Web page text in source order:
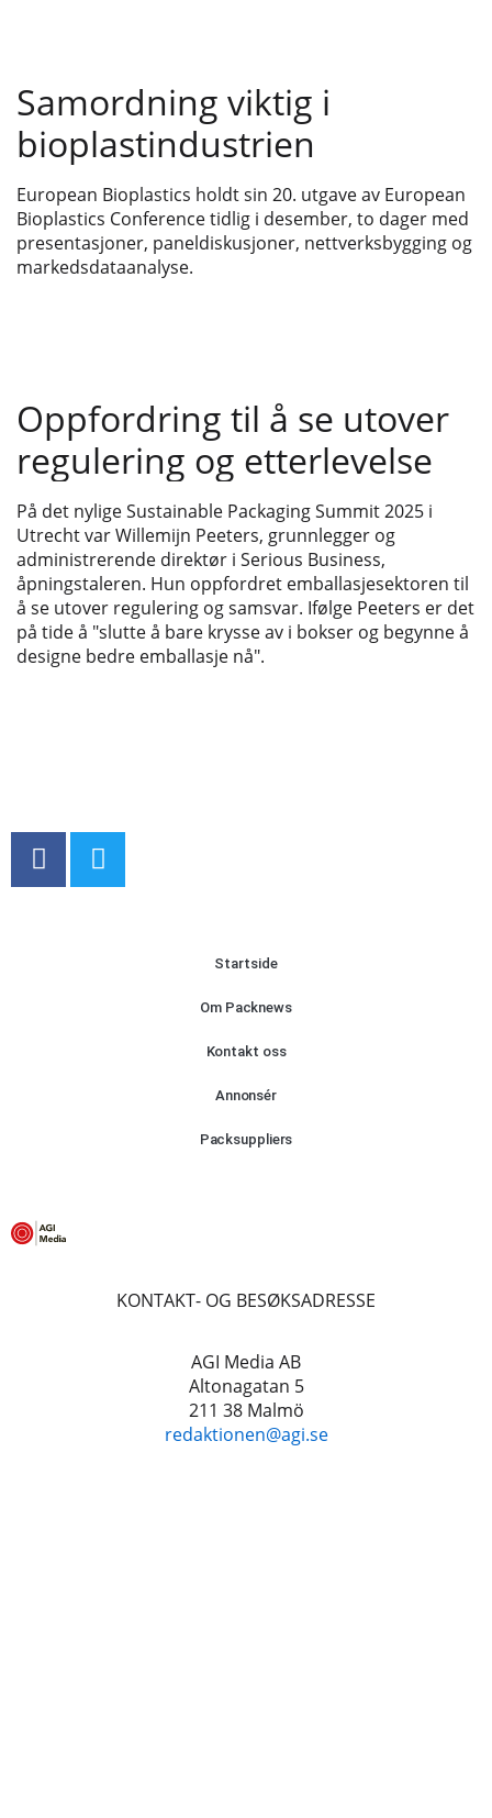
Samordning viktig i
bioplastindustrien
European Bioplastics holdt sin 20. utgave av European
Bioplastics Conference tidlig i desember, to dager med
presentasjoner, paneldiskusjoner, nettverksbygging og
markedsdataanalyse.
Oppfordring til å se utover
regulering og etterlevelse
På det nylige Sustainable Packaging Summit 2025 i
Utrecht var Willemijn Peeters, grunnlegger og
administrerende direktør i Serious Business,
åpningstaleren. Hun oppfordret emballasjesektoren til
å se utover regulering og samsvar. Ifølge Peeters er det
på tide å "slutte å bare krysse av i bokser og begynne å
designe bedre emballasje nå".
Startside
Om Packnews
Kontakt oss
Annonsér
Packsuppliers
KONTAKT- OG BESØKSADRESSE
AGI Media AB
Altonagatan 5
211 38 Malmö
redaktionen@agi.se